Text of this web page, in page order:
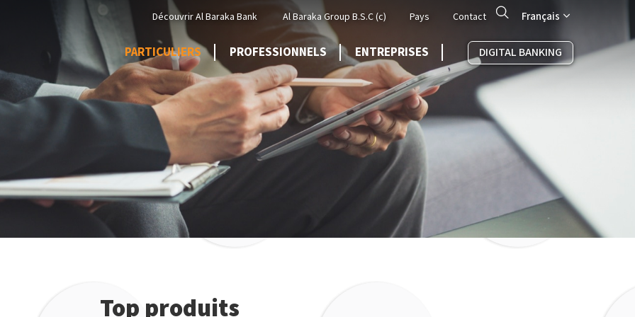
Menu
Top
Découvrir Al Baraka Bank Al Baraka Group B.S.C (c) Pays Contact Français
Search
PARTICULIERS PROFESSIONNELS ENTREPRISES DIGITAL BANKING
Top produits